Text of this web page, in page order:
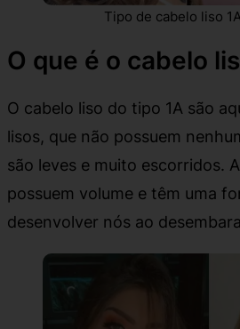
Tipo de cabelo liso
O que é o cabelo
O cabelo liso do tipo 1A são
lisos, que não possuem
são leves e muito escorridos.
possuem volume e têm uma
desenvolver nós ao